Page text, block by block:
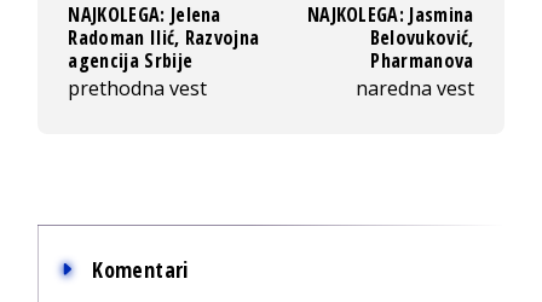
NAJKOLEGA: Jelena
Radoman Ilić, Razvojna
agencija Srbije
prethodna vest
NAJKOLEGA: Jasmina
Belovuković,
Pharmanova
naredna vest
Komentari